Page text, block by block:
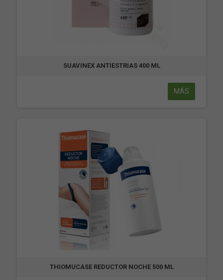
SUAVINEX ANTIESTRIAS 400 ML
MÁS
THIOMUCASE REDUCTOR NOCHE 500 ML